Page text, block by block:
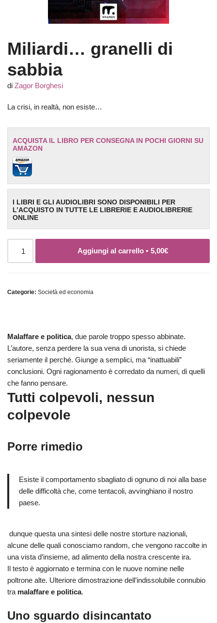
Miliardi… granelli di
sabbia
di Zagor Borghesi
La crisi, in realtà, non esiste…
ACQUISTA IL LIBRO PER CONSEGNA IN POCHI GIORNI SU
AMAZON
I LIBRI E GLI AUDIOLIBRI SONO DISPONIBILI PER
L’ACQUISTO IN TUTTE LE LIBRERIE E AUDIOLIBRERIE
ONLINE
Aggiungi al carrello • 5,00€
Categorie: Società ed economia
Malaffare e politica, due parole troppo spesso abbinate.
L’autore, senza perdere la sua vena di unorista, si chiede
seriamente il perché. Giunge a semplici, ma “inattuabili”
conclusioni. Ogni ragionamento è corredato da numeri, di quelli
che fanno pensare.
Tutti colpevoli, nessun
colpevole
Porre rimedio
Esiste il comportamento sbagliato di ognuno di noi alla base
delle difficoltà che, come tentacoli, avvinghiano il nostro
paese.
dunque questa una sintesi delle nostre storture nazionali,
alcune delle quali conosciamo random, che vengono raccolte in
una vista d’insieme, ad alimento della nostra crescente ira.
Il testo è aggiornato e termina con le nuove nomine nelle
poltrone alte. Ulteriore dimostrazione dell’indissolubile connubio
tra malaffare e politica.
Uno sguardo disincantato